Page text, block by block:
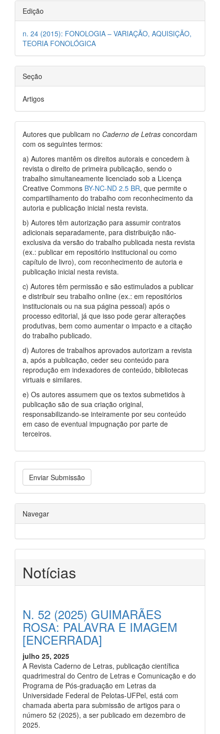
Edição
n. 24 (2015): FONOLOGIA – VARIAÇÃO, AQUISIÇÃO,
TEORIA FONOLÓGICA
Seção
Artigos
Autores que publicam no Caderno de Letras concordam
com os seguintes termos:
a) Autores mantêm os direitos autorais e concedem à
revista o direito de primeira publicação, sendo o
trabalho simultaneamente licenciado sob a Licença
Creative Commons BY-NC-ND 2.5 BR, que permite o
compartilhamento do trabalho com reconhecimento da
autoria e publicação inicial nesta revista.
b) Autores têm autorização para assumir contratos
adicionais separadamente, para distribuição não-
exclusiva da versão do trabalho publicada nesta revista
(ex.: publicar em repositório institucional ou como
capítulo de livro), com reconhecimento de autoria e
publicação inicial nesta revista.
c) Autores têm permissão e são estimulados a publicar
e distribuir seu trabalho online (ex.: em repositórios
institucionais ou na sua página pessoal) após o
processo editorial, já que isso pode gerar alterações
produtivas, bem como aumentar o impacto e a citação
do trabalho publicado.
d) Autores de trabalhos aprovados autorizam a revista
a, após a publicação, ceder seu conteúdo para
reprodução em indexadores de conteúdo, bibliotecas
virtuais e similares.
e) Os autores assumem que os textos submetidos à
publicação são de sua criação original,
responsabilizando-se inteiramente por seu conteúdo
em caso de eventual impugnação por parte de
terceiros.
Enviar Submissão
Navegar
Notícias
N. 52 (2025) GUIMARÃES
ROSA: PALAVRA E IMAGEM
[ENCERRADA]
julho 25, 2025
A Revista Caderno de Letras, publicação científica
quadrimestral do Centro de Letras e Comunicação e do
Programa de Pós-graduação em Letras da
Universidade Federal de Pelotas-UFPel, está com
chamada aberta para submissão de artigos para o
número 52 (2025), a ser publicado em dezembro de
2025.